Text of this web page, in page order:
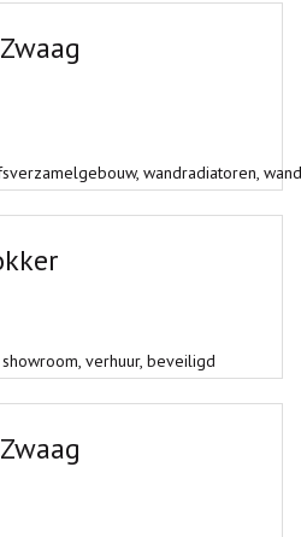
, wandradiatoren,
showroom, verhuur, beveiligd